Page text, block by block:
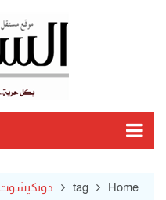
Home
tag